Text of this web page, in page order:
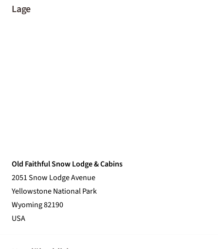
Lage
Old Faithful Snow Lodge & Cabins
2051 Snow Lodge Avenue
Yellowstone National Park
Wyoming 82190
USA